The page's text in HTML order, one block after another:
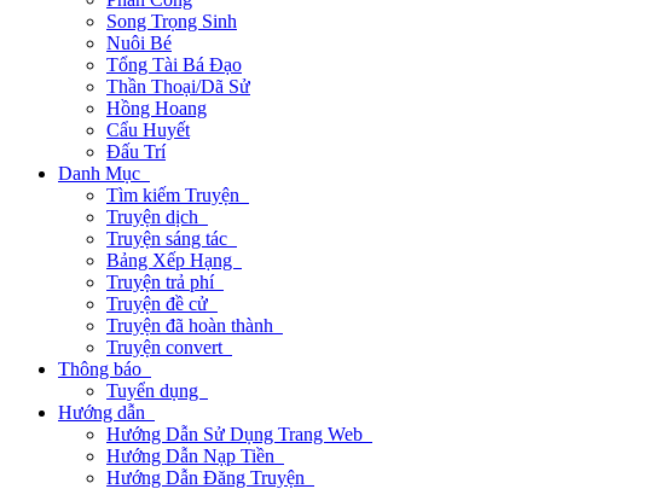
Song Trọng Sinh
Nuôi Bé
Tổng Tài Bá Đạo
Thần Thoại/Dã Sử
Hồng Hoang
Cẩu Huyết
Đấu Trí
Danh Mục
Tìm kiếm Truyện
Truyện dịch
Truyện sáng tác
Bảng Xếp Hạng
Truyện trả phí
Truyện đề cử
Truyện đã hoàn thành
Truyện convert
Thông báo
Tuyển dụng
Hướng dẫn
Hướng Dẫn Sử Dụng Trang Web
Hướng Dẫn Nạp Tiền
Hướng Dẫn Đăng Truyện